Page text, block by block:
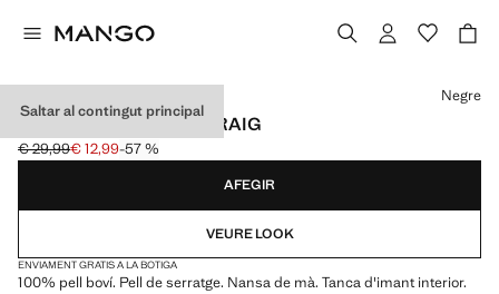
Saltar al contingut principal
BOSSA MINI PELL SERRAIG
Preu inicial ratllat [€ 29,99 ]
€ 29,99
Preu actual [€ 12,99 ]
€ 12,99-57 %
Selecciona un color
Negre
AFEGIR
VEURE LOOK
ENVIAMENT GRATIS A LA BOTIGA
100% pell boví. Pell de serratge. Nansa de mà. Tanca d'imant interior.